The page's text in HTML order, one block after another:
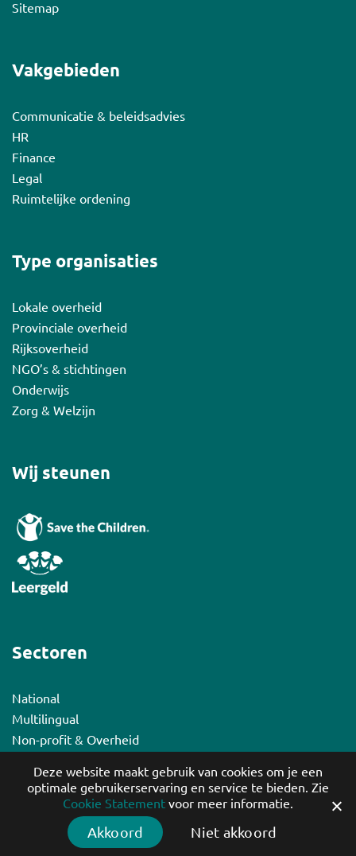
Sitemap
Vakgebieden
Communicatie & beleidsadvies
HR
Finance
Legal
Ruimtelijke ordening
Type organisaties
Lokale overheid
Provinciale overheid
Rijksoverheid
NGO’s & stichtingen
Onderwijs
Zorg & Welzijn
Wij steunen
Sectoren
National
Multilingual
Non-profit & Overheid
Copyright ©2026 Exactpi – Website door Securedesign
Deze website maakt gebruik van cookies om je een
optimale gebruikerservaring en service te bieden. Zie
Cookie Statement voor meer informatie.
Akkoord Niet akkoord